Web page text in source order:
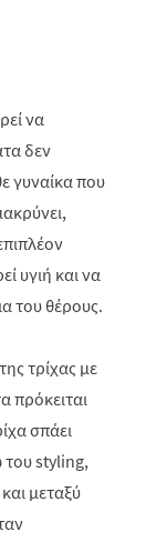
να
δεν
γυναίκα που
υγιή και να
του θέρους.
τρίχας με
πρόκειται
σπάει
τουstyling,
μεταξύ